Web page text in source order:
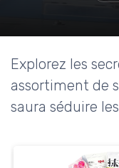
Explorez les
assortiment de
saura séduire